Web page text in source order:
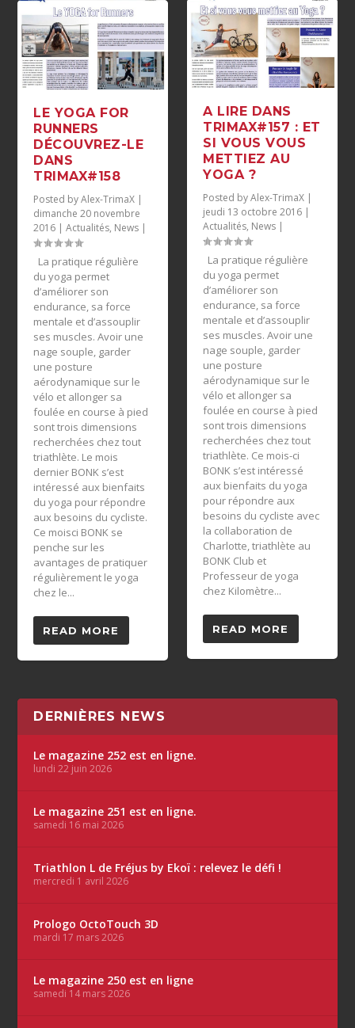
LE YOGA FOR
RUNNERS
DÉCOUVREZ-LE
DANS
TRIMAX#158
Posted byAlex-TrimaX |
dimanche 20 novembre
2016 |Actualités, News |
La pratique régulière
du yoga permet
d’améliorer son
endurance, sa force
mentale et d’assouplir
ses muscles. Avoir une
nage souple, garder
une posture
aérodynamique sur le
vélo et allonger sa
foulée en course à pied
sont trois dimensions
recherchées chez tout
triathlète. Le mois
dernier BONK s’est
intéressé aux bienfaits
du yoga pour répondre
aux besoins du cycliste.
Ce moisci BONK se
penche sur les
avantages de pratiquer
régulièrement le yoga
chez le...
READ MORE
A LIRE DANS
TRIMAX#157 : ET
SI VOUS VOUS
METTIEZ AU
YOGA ?
Posted byAlex-TrimaX |
jeudi 13 octobre 2016 |
Actualités, News |
La pratique régulière
du yoga permet
d’améliorer son
endurance, sa force
mentale et d’assouplir
ses muscles. Avoir une
nage souple, garder
une posture
aérodynamique sur le
vélo et allonger sa
foulée en course à pied
sont trois dimensions
recherchées chez tout
triathlète. Ce mois-ci
BONK s’est intéressé
aux bienfaits du yoga
pour répondre aux
besoins du cycliste avec
la collaboration de
Charlotte, triathlète au
BONK Club et
Professeur de yoga
chez Kilomètre...
READ MORE
DERNIÈRES NEWS
Le magazine 252 est en ligne.
lundi 22 juin 2026
Le magazine 251 est en ligne.
samedi 16 mai 2026
Triathlon L de Fréjus by Ekoï : relevez le défi !
mercredi 1 avril 2026
Prologo OctoTouch 3D
mardi 17 mars 2026
Le magazine 250 est en ligne
samedi 14 mars 2026